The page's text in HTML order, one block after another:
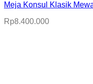
Meja Konsul Klasik
Rp8.400.000